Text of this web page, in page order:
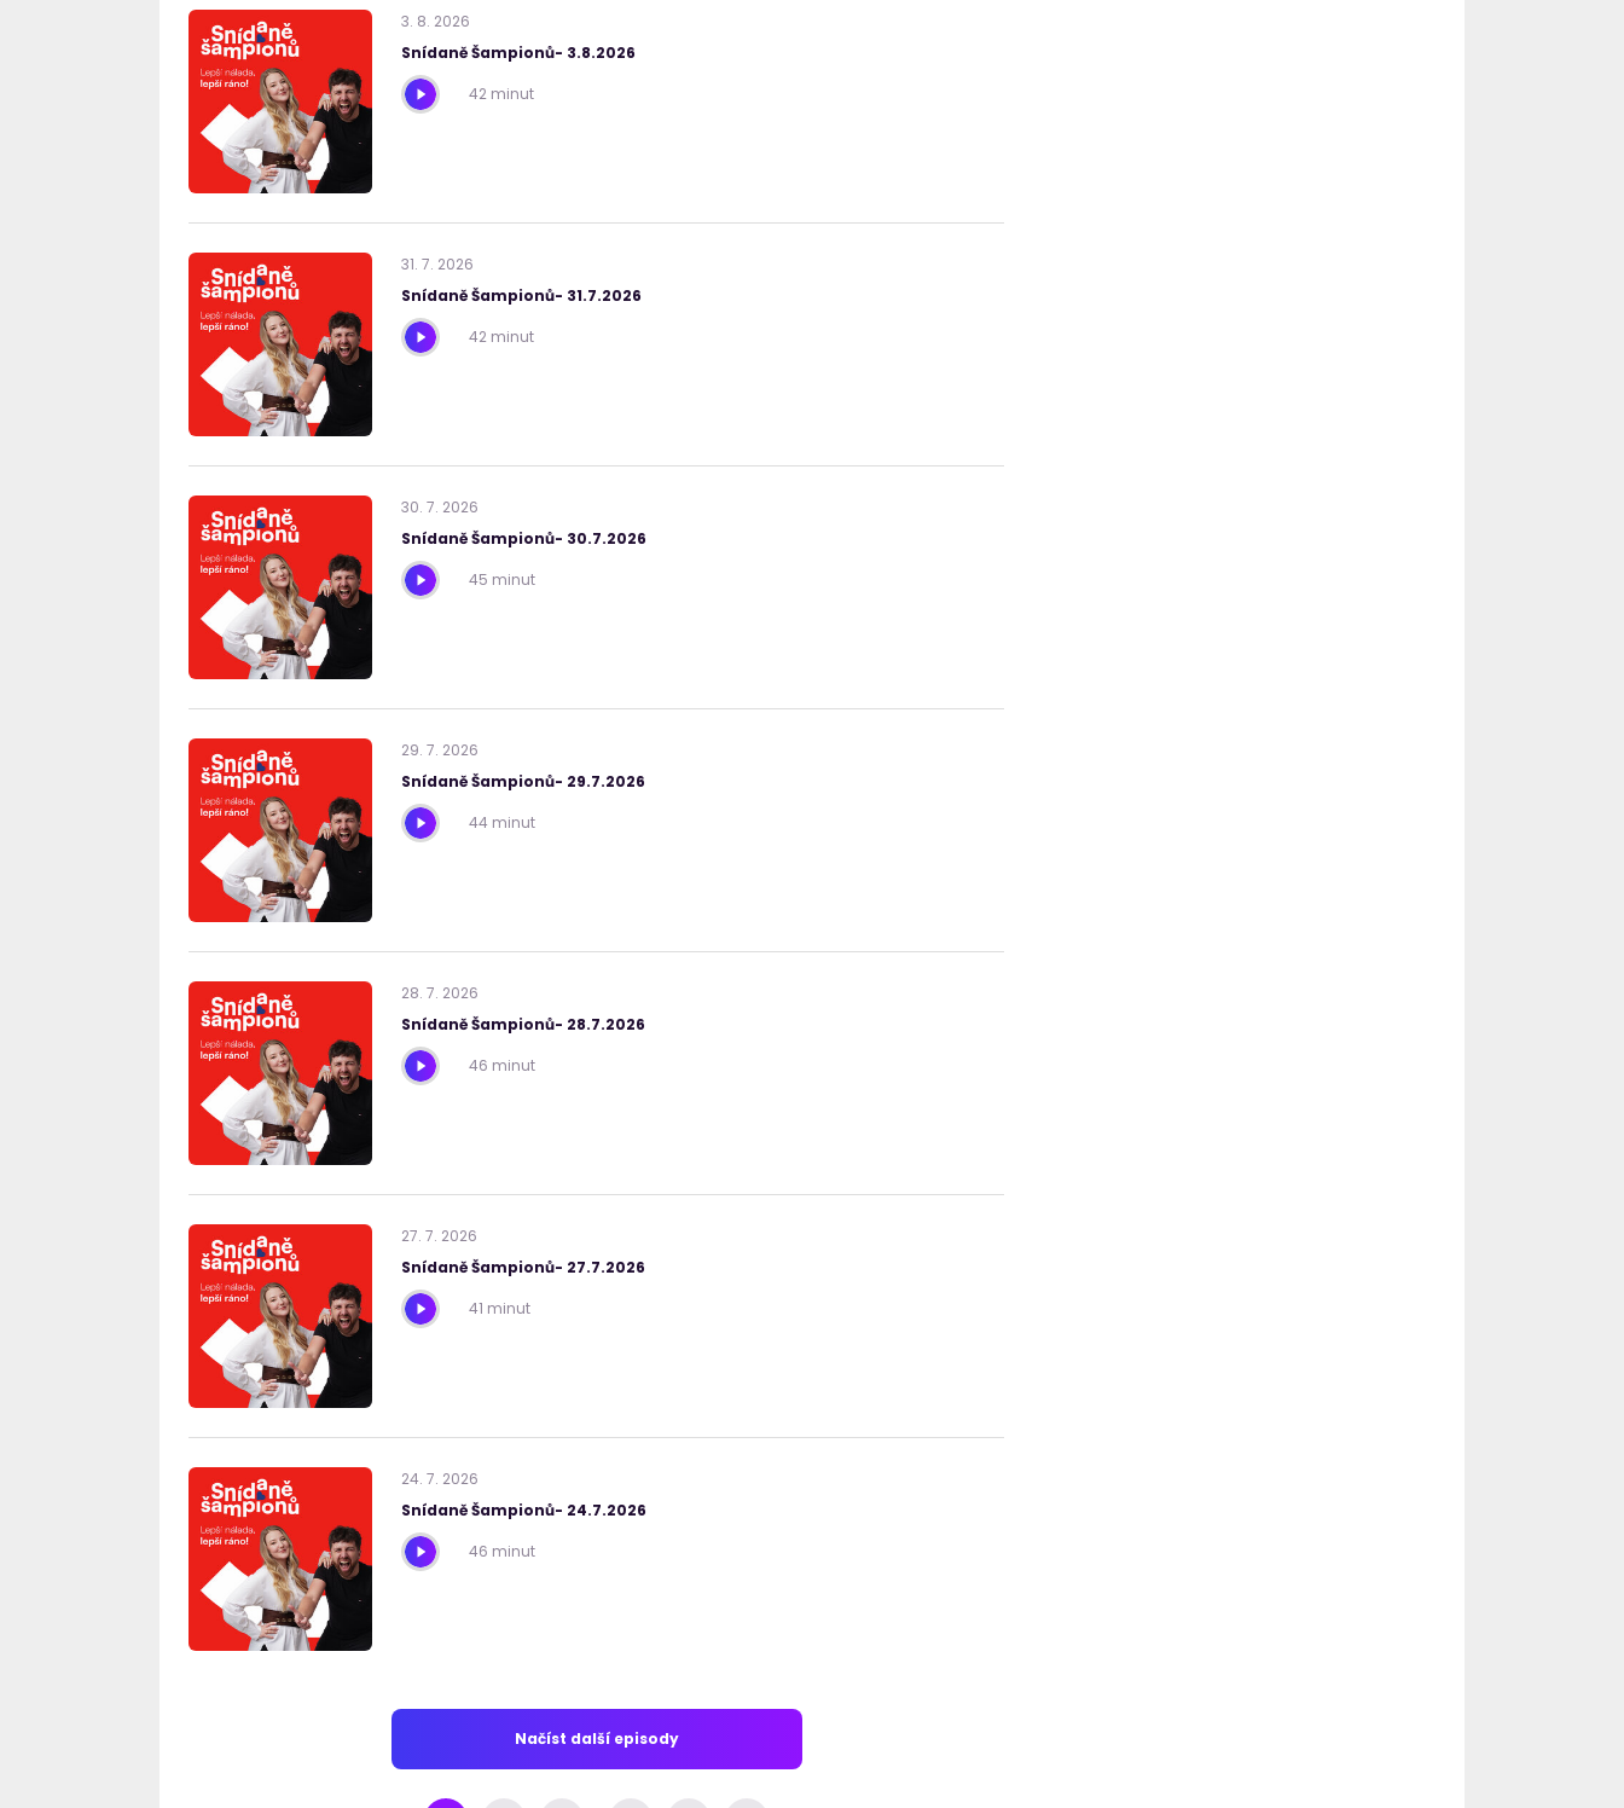
3. 8. 2026
Snídaně Šampionů- 3.8.2026
42 minut
31. 7. 2026
Snídaně Šampionů- 31.7.2026
42 minut
30. 7. 2026
Snídaně Šampionů- 30.7.2026
45 minut
29. 7. 2026
Snídaně Šampionů- 29.7.2026
44 minut
28. 7. 2026
Snídaně Šampionů- 28.7.2026
46 minut
27. 7. 2026
Snídaně Šampionů- 27.7.2026
41 minut
24. 7. 2026
Snídaně Šampionů- 24.7.2026
46 minut
Načíst další episody